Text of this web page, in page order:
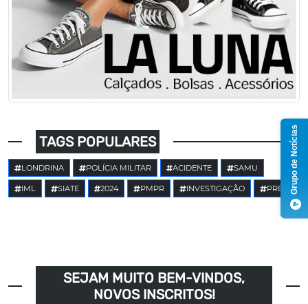
TAGS POPULARES
LONDRINA POLÍCIA MILITAR ACIDENTE SAMU
IML SIATE 2024 PMPR INVESTIGAÇÃO PRE
SEJAM MUITO BEM-VINDOS,
NOVOS INSCRITOS!
Grupo de Notícias